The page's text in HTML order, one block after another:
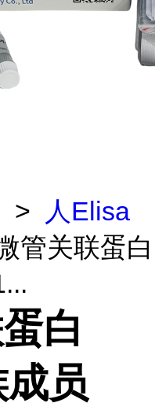
>
人Elisa
管关联蛋白
白
员